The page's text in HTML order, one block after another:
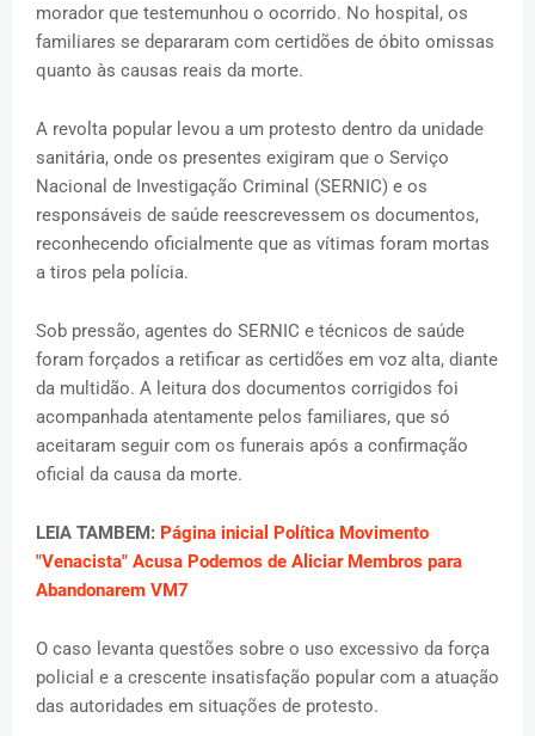
morador que testemunhou o ocorrido. No hospital, os
familiares se depararam com certidões de óbito omissas
quanto às causas reais da morte.
A revolta popular levou a um protesto dentro da unidade
sanitária, onde os presentes exigiram que o Serviço
Nacional de Investigação Criminal (SERNIC) e os
responsáveis de saúde reescrevessem os documentos,
reconhecendo oficialmente que as vítimas foram mortas
a tiros pela polícia.
Sob pressão, agentes do SERNIC e técnicos de saúde
foram forçados a retificar as certidões em voz alta, diante
da multidão. A leitura dos documentos corrigidos foi
acompanhada atentamente pelos familiares, que só
aceitaram seguir com os funerais após a confirmação
oficial da causa da morte.
LEIA TAMBEM: Página inicial Política Movimento
"Venacista" Acusa Podemos de Aliciar Membros para
Abandonarem VM7
O caso levanta questões sobre o uso excessivo da força
policial e a crescente insatisfação popular com a atuação
das autoridades em situações de protesto.